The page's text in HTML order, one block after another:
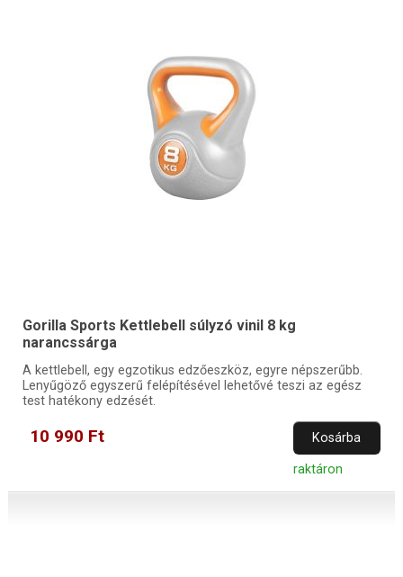
Gorilla Sports Kettlebell súlyzó vinil 8 kg
narancssárga
A kettlebell, egy egzotikus edzőeszköz, egyre népszerűbb.
Lenyűgöző egyszerű felépítésével lehetővé teszi az egész
test hatékony edzését.
10 990 Ft Kosárba
raktáron